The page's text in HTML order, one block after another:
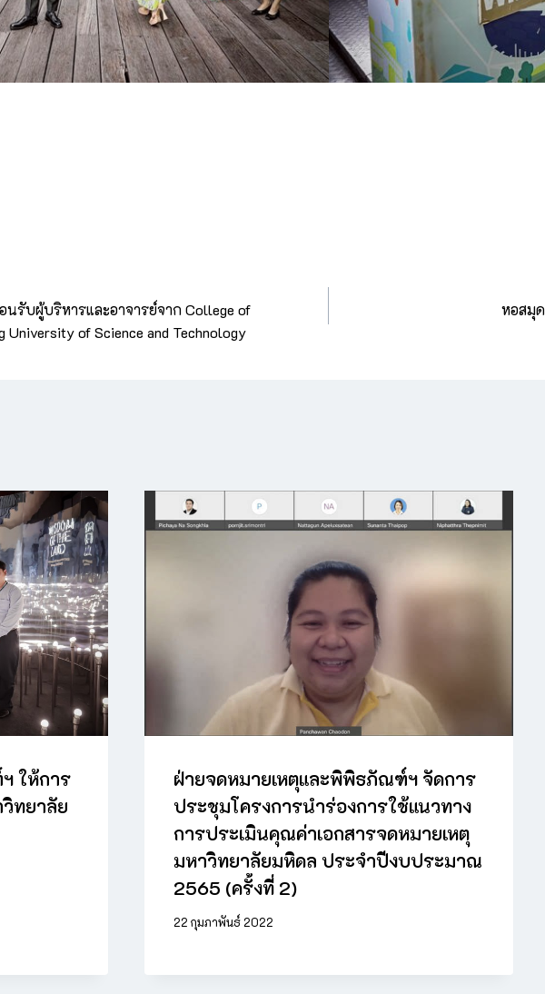
รับผู้บริหารและอาจารย์จาก College of
University of Science and Technology
หอสมุ
ให้การ
ทยาลัย
ฝ่ายจดหมายเหตุและพิพิธภัณฑ์ฯ จัดการ
ประชุมโครงการนำร่องการใช้แนวทาง
การประเมินคุณค่าเอกสารจดหมายเหตุ
มหาวิทยาลัยมหิดล ประจำปีงบประมาณ
2565 (ครั้งที่ 2)
22 กุมภาพันธ์ 2022